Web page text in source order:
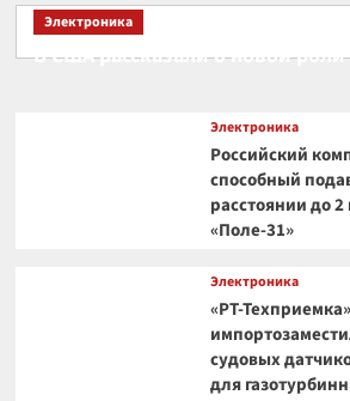
Электроника
В США рассказали о новой роли
Электроника
Российский
способный
расстоянии до
«Поле-31»
Электроника
«РТ-Техприемка»
судовых
для